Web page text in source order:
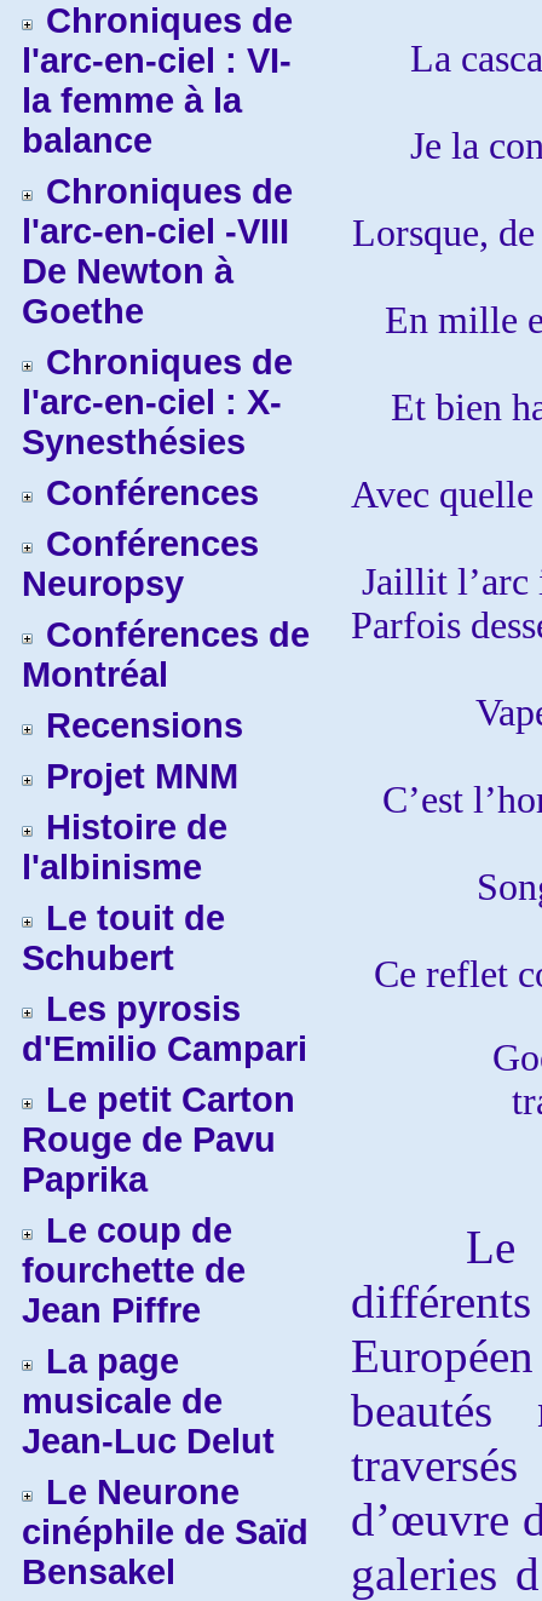
Chroniques de
l'arc-en-ciel : VI-
la femme à la
balance
Chroniques de
l'arc-en-ciel -VIII
De Newton à
Goethe
Chroniques de
l'arc-en-ciel : X-
Synesthésies
Conférences
Conférences
Neuropsy
Conférences de
Montréal
Recensions
Projet MNM
Histoire de
l'albinisme
Le touit de
Schubert
Les pyrosis
d'Emilio Campari
Le petit Carton
Rouge de Pavu
Paprika
Le coup de
fourchette de
Jean Piffre
La page
musicale de
Jean-Luc Delut
Le Neurone
cinéphile de Saïd
Bensakel
La
Je la
Lorsque,
En mille
Et bien
Avec
Jaillit l’arc
Parfois
C’est
Ce reflet
Le
beautés
d’œuvre
galeries